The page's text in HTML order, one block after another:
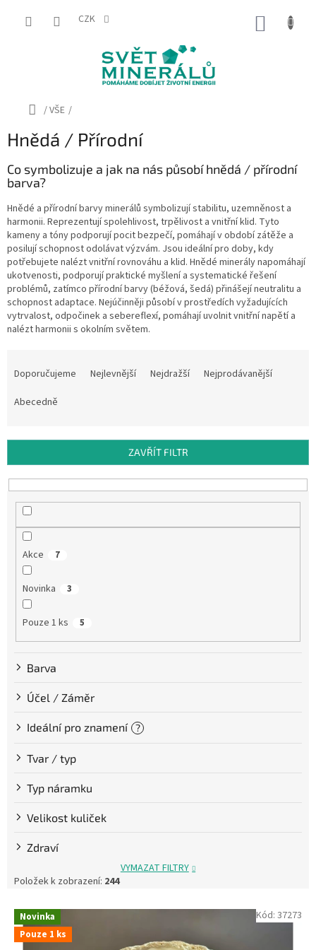
CZK
Domů
/VŠE /
Hnědá / Přírodní
Co symbolizuje a jak na nás působí hnědá / přírodní
barva?
Hnědé a přírodní barvy minerálů symbolizují stabilitu, uzemněnost a
harmonii. Reprezentují spolehlivost, trpělivost a vnitřní klid. Tyto
kameny a tóny podporují pocit bezpečí, pomáhají v období zátěže a
posilují schopnost odolávat výzvám. Jsou ideální pro doby, kdy
potřebujete nalézt vnitřní rovnováhu a klid. Hnědé minerály napomáhají
ukotvenosti, podporují praktické myšlení a systematické řešení
problémů, zatímco přírodní barvy (béžová, šedá) přinášejí neutralitu a
schopnost adaptace. Nejúčinněji působí v prostředích vyžadujících
vytrvalost, odpočinek a sebereflexí, pomáhají uvolnit vnitřní napětí a
nalézt harmonii s okolním světem.
r
o
d
Doporučujeme Nejlevnější Nejdražší
Nejprodávanější
Abecedně
ZAVŘÍT FILTR
Akce 7
Novinka 3
Pouze 1 ks 5
Barva
Účel / Záměr
Ideální pro znamení ?
Tvar / typ
Typ náramku
Velikost kuliček
Zdraví
VYMAZAT FILTRY
Položek k zobrazení: 244
V
p
Novinka
Pouze 1 ks
Kód: 37273